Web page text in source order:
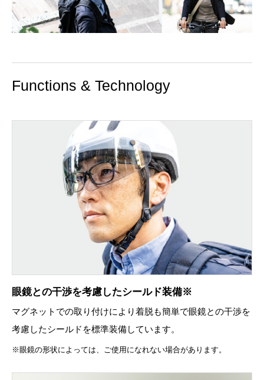
Functions & Technology
眼鏡との干渉を考慮したシールド装備※
マグネットでの取り付けにより着脱も簡単で眼鏡との干渉を
考慮したシールドを標準装備しています。
※眼鏡の形状によっては、ご使用になれない場合があります。